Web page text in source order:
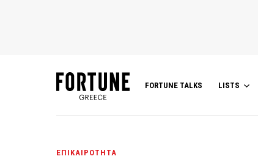
FORTUNE TALKS LISTS
ΕΠΙΚΑΙΡΟΤΗΤΑ